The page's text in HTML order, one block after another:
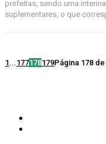
prefeitas, sendo uma
suplementares, o que
1... 177178179Página 178 de